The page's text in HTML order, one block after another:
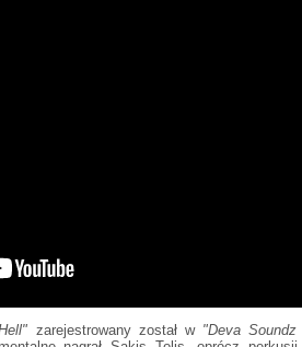
zarejestrowany został w "Deva